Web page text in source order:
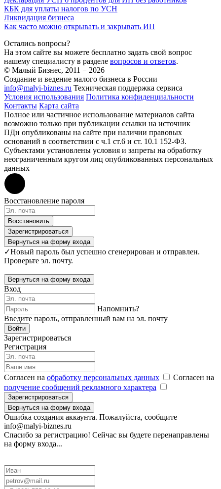
КБК для уплаты налогов по УСН
Ликвидация бизнеса
Как часто можно открывать и закрывать ИП
Остались вопросы?
На этом сайте вы можете бесплатно задать свой вопрос
нашему специалисту в разделе вопросов и ответов.
© Малый Бизнес, 2011 − 2026
Создание и ведение малого бизнеса в России
info@malyi-biznes.ru Техническая поддержка сервиса
Условия использования Политика конфиденциальности
Контакты Карта сайта
Полное или частичное использование материалов сайта
возможно только при публикации ссылки на источник
ПДн опубликованы на сайте при наличии правовых
оснований в соответствии с ч.1 ст.6 и ст. 10.1 152-ФЗ.
Субъектами установлены условия и запреты на обработку
неограниченным кругом лиц опубликованных персональных
данных
Восстановление пароля
Восстановить
Зарегистрироваться
Вернуться на форму входа
✓Новый пароль был успешно сгенерирован и отправлен.
Проверьте эл. почту.
Вернуться на форму входа
Вход
Напомнить?
Введите пароль, отправленный вам на эл. почту
Войти
Зарегистрироваться
Регистрация
Согласен на обработку персональных данных
Согласен на
получение сообщений рекламного характера
Зарегистрироваться
Вернуться на форму входа
Ошибка создания аккаунта. Пожалуйста, сообщите
info@malyi-biznes.ru
Спасибо за регистрацию! Сейчас вы будете перенаправлены
на форму входа...